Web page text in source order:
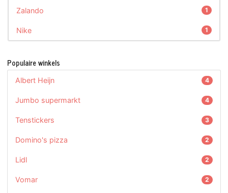
Zalando 1
Nike 1
Populaire winkels
Albert Heijn 4
Jumbo supermarkt 4
Tenstickers 3
Domino's pizza 2
Lidl 2
Vomar 2